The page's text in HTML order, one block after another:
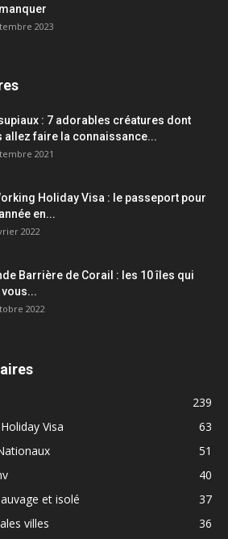
2023
: 7 adorables créatures dont
allez faire la connaissance...
2021
Holiday Visa : le passeport pour
en...
2022
Barrière de Corail : les 10 îles qui
2022
239
Visa
63
51
40
et isolé
37
villes
36